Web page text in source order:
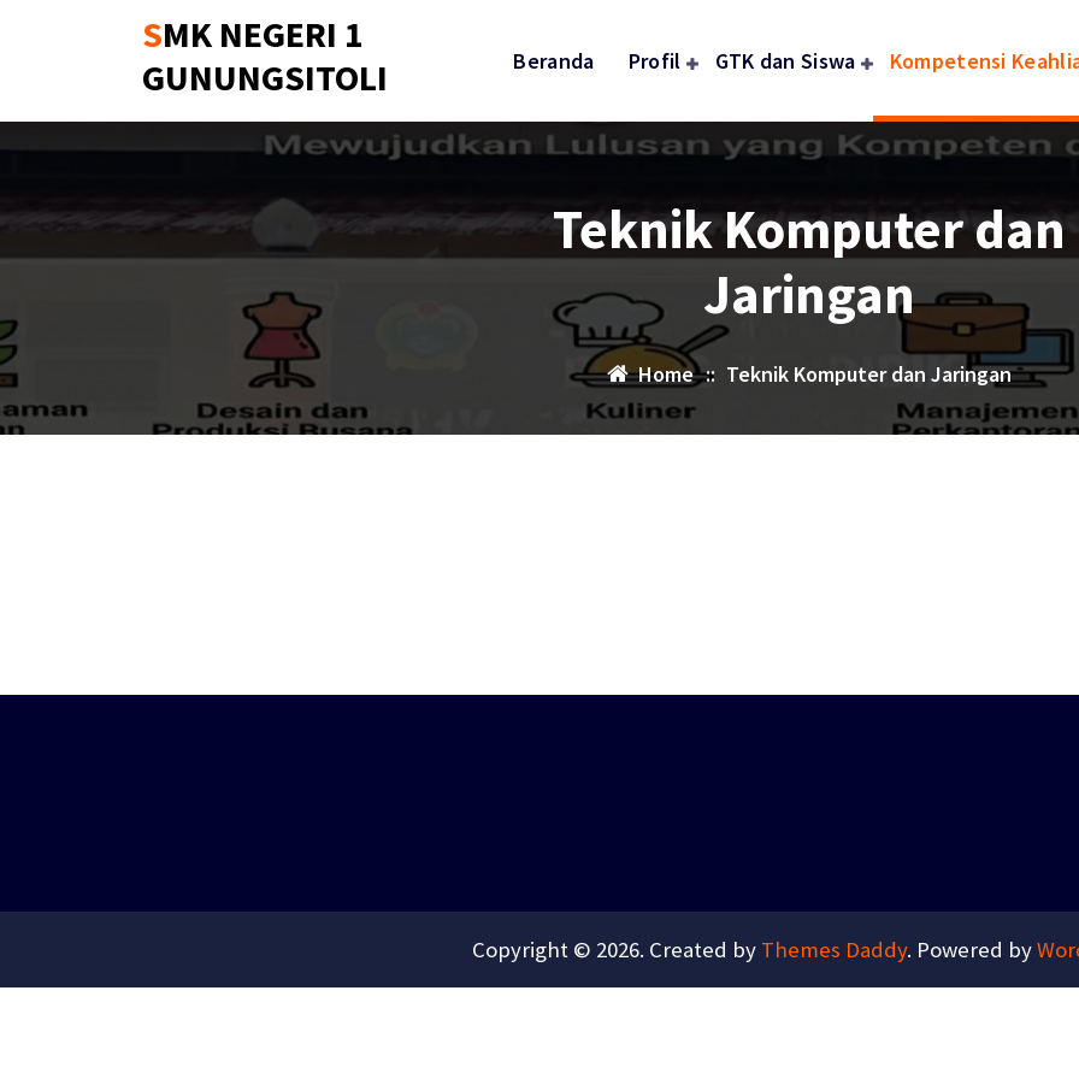
SMK NEGERI 1
GUNUNGSITOLI
Beranda Profil GTK dan Siswa Kompetensi
Teknik Komputer dan
Jaringan
Home :: Teknik Komputer dan Jaringan
Copyright © 2026. Created by Themes Daddy. Powered by